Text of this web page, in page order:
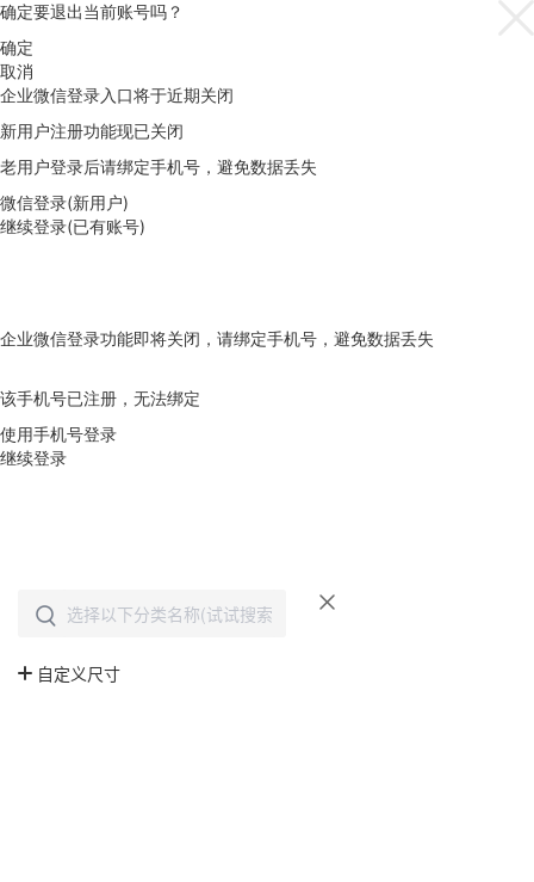
确定要退出当前账号吗？
确定
取消
企业微信登录入口将于近期关闭
新用户注册功能现已关闭
老用户登录后请绑定手机号，避免数据丢失
微信登录(新用户)
继续登录(已有账号)
企业微信登录功能即将关闭，请绑定手机号，避免数据丢失
该手机号已注册，无法绑定
使用手机号登录
继续登录